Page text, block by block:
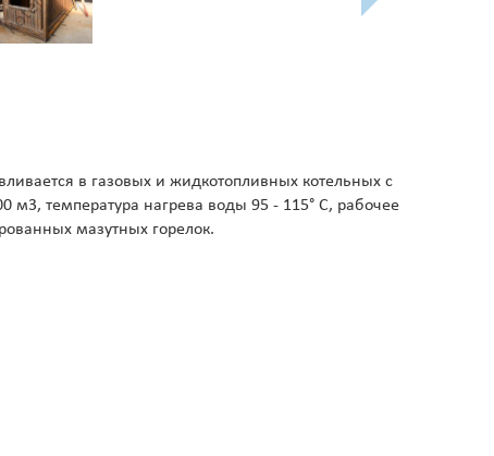
в газовых и жидкотопливных котельных с
температура нагрева воды 95 - 115° С, рабочее
мазутных горелок.